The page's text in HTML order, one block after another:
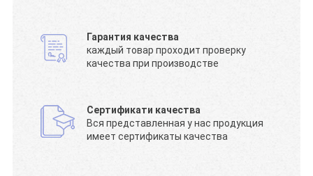
Гарантия качества
каждый товар проходит проверку
качества при производстве
Сертификати качества
Вся представленная у нас продукция
имеет сертификаты качества